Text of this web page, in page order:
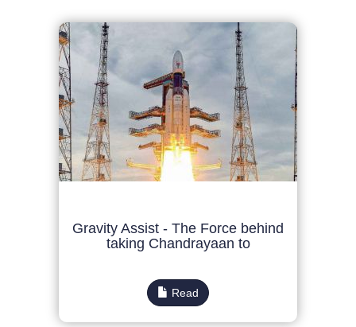
Gravity Assist - The Force behind
taking Chandrayaan to
Read